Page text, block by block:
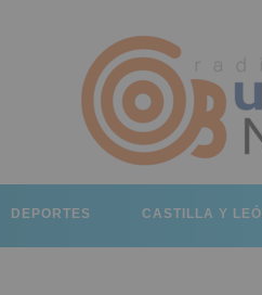
DEPORTES CASTILLA Y